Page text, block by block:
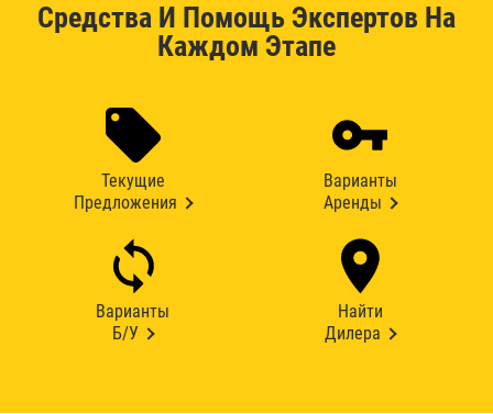
Средства И Помощь Экспертов На
Каждом Этапе
Текущие
Предложения
Варианты
Аренды
Варианты
Б/У
Найти
Дилера